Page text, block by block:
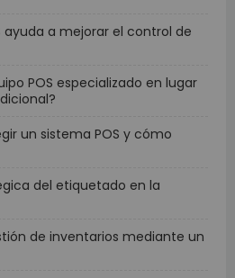
ayuda a mejorar el control de
POS especializado en lugar
un sistema POS y cómo
del etiquetado en la
de inventarios mediante un